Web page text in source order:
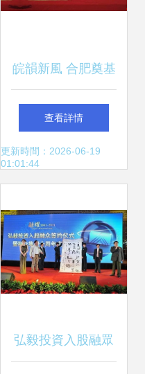
皖韻新風 合肥奠基
與開業慶典的專業
策劃之道
查看詳情
更新時間：2026-06-19
01:01:44
弘毅投資入股融眾